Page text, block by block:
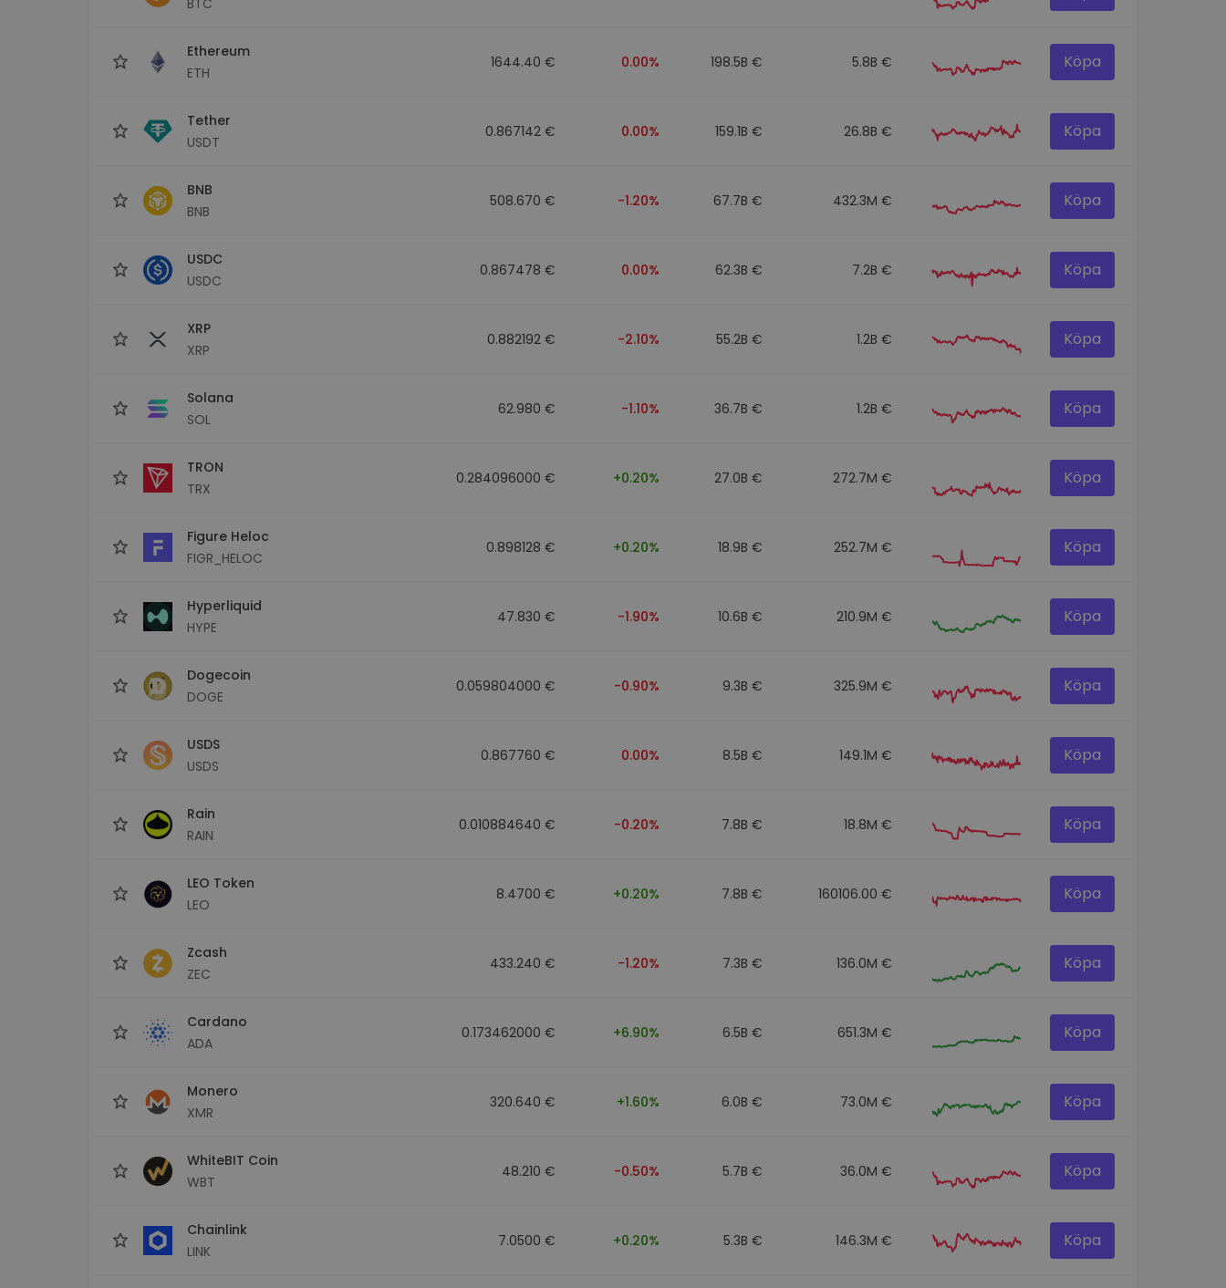
Ethereum
ETH
1644.40 € 0.00% 198.5B € 5.8B € Köpa
Tether
USDT
0.867142 € 0.00% 159.1B € 26.8B € Köpa
BNB
BNB
508.670 € -1.20% 67.7B € 432.3M € Köpa
USDC
USDC
0.867478 € 0.00% 62.3B € 7.2B € Köpa
XRP
XRP
0.882192 € -2.10% 55.2B € 1.2B € Köpa
Solana
SOL
62.980 € -1.10% 36.7B € 1.2B € Köpa
TRON
TRX
0.284096000 € +0.20% 27.0B € 272.7M € Köpa
Figure Heloc
FIGR_HELOC
0.898128 € +0.20% 18.9B € 252.7M € Köpa
Hyperliquid
HYPE
47.830 € -1.90% 10.6B € 210.9M € Köpa
Dogecoin
DOGE
0.059804000 € -0.90% 9.3B € 325.9M € Köpa
USDS
USDS
0.867760 € 0.00% 8.5B € 149.1M € Köpa
Rain
RAIN
0.010884640 € -0.20% 7.8B € 18.8M € Köpa
LEO Token
LEO
8.4700 € +0.20% 7.8B € 160106.00 € Köpa
Zcash
ZEC
433.240 € -1.20% 7.3B € 136.0M € Köpa
Cardano
ADA
0.173462000 € +6.90% 6.5B € 651.3M € Köpa
Monero
XMR
320.640 € +1.60% 6.0B € 73.0M € Köpa
WhiteBIT Coin
WBT
48.210 € -0.50% 5.7B € 36.0M € Köpa
Chainlink
LINK
7.0500 € +0.20% 5.3B € 146.3M € Köpa